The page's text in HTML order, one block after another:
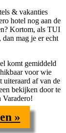
& vakanties
hotel nog aan de
Kortom, als TUI
mag je er echt
komt gemiddeld
voor wie
uiteraard af van de
bekijken door te
Varadero!
»